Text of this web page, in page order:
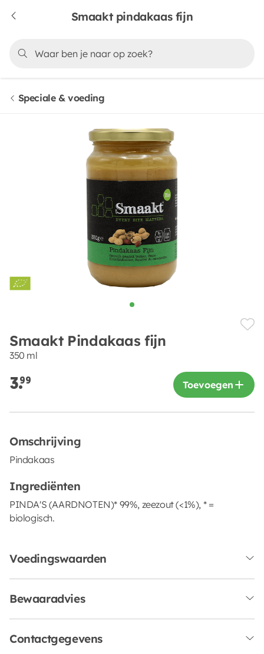
Smaakt pindakaas fijn
Speciale & voeding
Smaakt Pindakaas fijn
350 ml
3.99 Toevoegen
Omschrijving
Pindakaas
Ingrediënten
PINDA'S (AARDNOTEN)* 99%, zeezout (<1%), * =
biologisch.
Voedingswaarden
Bewaaradvies
Contactgegevens